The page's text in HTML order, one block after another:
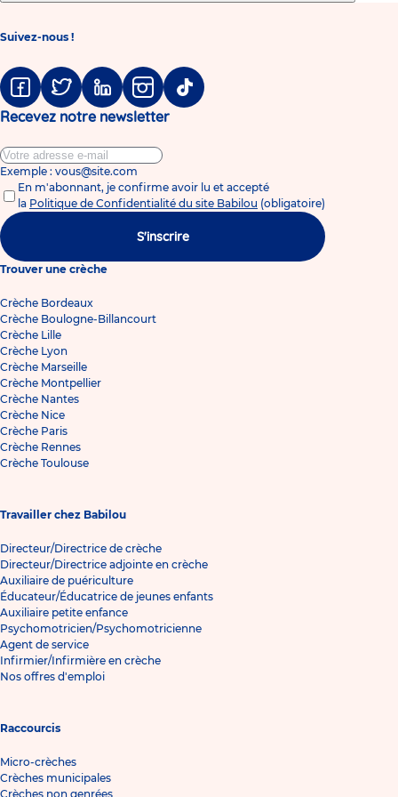
Suivez-nous !
FacebookTwitter LinkedinInstagramTiktok
Recevez notre newsletter
Exemple : vous@site.com
En m'abonnant, je confirme avoir lu et accepté
la Politique de Confidentialité du site Babilou (obligatoire)
S'inscrire
Trouver une crèche
Crèche Bordeaux
Crèche Boulogne-Billancourt
Crèche Lille
Crèche Lyon
Crèche Marseille
Crèche Montpellier
Crèche Nantes
Crèche Nice
Crèche Paris
Crèche Rennes
Crèche Toulouse
Travailler chez Babilou
Directeur/Directrice de crèche
Directeur/Directrice adjointe en crèche
Auxiliaire de puériculture
Éducateur/Éducatrice de jeunes enfants
Auxiliaire petite enfance
Psychomotricien/Psychomotricienne
Agent de service
Infirmier/Infirmière en crèche
Nos offres d'emploi
Raccourcis
Micro-crèches
Crèches municipales
Crèches non genrées